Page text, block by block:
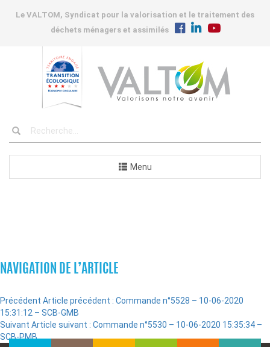
Le VALTOM, Syndicat pour la valorisation et le traitement des
déchets ménagers et assimilés
Menu
NAVIGATION DE L’ARTICLE
Précédent Article précédent : Commande n°5528 – 10-06-2020
15:31:12 – SCB-GMB
Suivant Article suivant : Commande n°5530 – 10-06-2020 15:35:34 –
SCB-PMB